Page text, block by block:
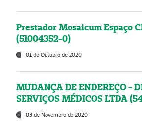
Prestador Mosaicum Espaço
(51004352-0)
01 de Outubro de 2020
MUDANÇA DE ENDEREÇO -
SERVIÇOS MÉDICOS LTDA
03 de Novembro de 2020